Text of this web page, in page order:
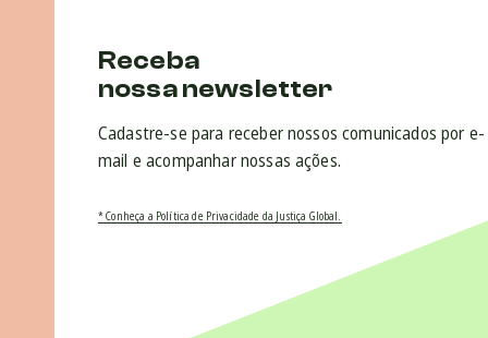
Receba
nossa newsletter
Cadastre-se para receber nossos comunicados por e-
mail e acompanhar nossas ações.
* Conheça a Política de Privacidade da Justiça Global.